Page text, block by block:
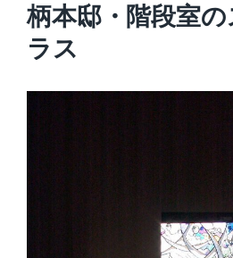
柄本邸・階段室
ラス